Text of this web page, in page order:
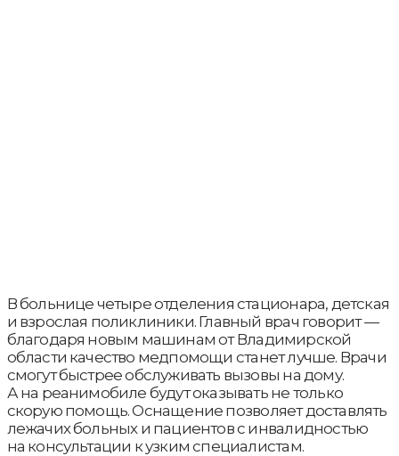
В больнице четыре отделения стационара, детская
и взрослая поликлиники. Главный врач говорит —
благодаря новым машинам от Владимирской
области качество медпомощи станет лучше. Врачи
смогут быстрее обслуживать вызовы на дому.
А на реанимобиле будут оказывать не только
скорую помощь. Оснащение позволяет доставлять
лежачих больных и пациентов с инвалидностью
на консультации к узким специалистам.